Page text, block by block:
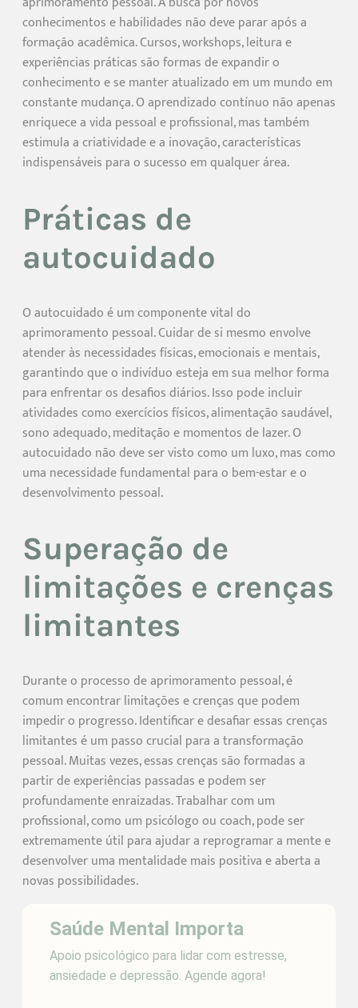
conhecimentos e habilidades não deve parar após a
formação acadêmica. Cursos, workshops, leitura e
experiências práticas são formas de expandir o
conhecimento e se manter atualizado em um mundo em
constante mudança. O aprendizado contínuo não apenas
enriquece a vida pessoal e profissional, mas também
estimula a criatividade e a inovação, características
indispensáveis para o sucesso em qualquer área.
Práticas de
autocuidado
O autocuidado é um componente vital do
aprimoramento pessoal. Cuidar de si mesmo envolve
atender às necessidades físicas, emocionais e mentais,
garantindo que o indivíduo esteja em sua melhor forma
para enfrentar os desafios diários. Isso pode incluir
atividades como exercícios físicos, alimentação saudável,
sono adequado, meditação e momentos de lazer. O
autocuidado não deve ser visto como um luxo, mas como
uma necessidade fundamental para o bem-estar e o
desenvolvimento pessoal.
Superação de
limitações e crenças
limitantes
Durante o processo de aprimoramento pessoal, é
comum encontrar limitações e crenças que podem
impedir o progresso. Identificar e desafiar essas crenças
limitantes é um passo crucial para a transformação
pessoal. Muitas vezes, essas crenças são formadas a
partir de experiências passadas e podem ser
profundamente enraizadas. Trabalhar com um
profissional, como um psicólogo ou coach, pode ser
extremamente útil para ajudar a reprogramar a mente e
desenvolver uma mentalidade mais positiva e aberta a
novas possibilidades.
Saúde Mental Importa
Apoio psicológico para lidar com estresse,
ansiedade e depressão. Agende agora!